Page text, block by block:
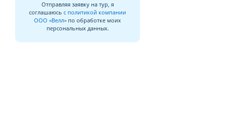
Отправляя заявку на тур, я
соглашаюсь с политикой компании
ООО «Велл» по обработке моих
персональных данных.